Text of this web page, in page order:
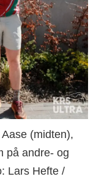
(midten),
på andre- og
Lars Hefte /